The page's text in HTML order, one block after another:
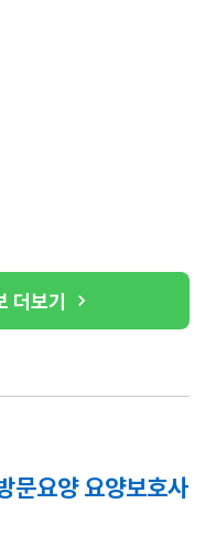
더보기
요양 요양보호사